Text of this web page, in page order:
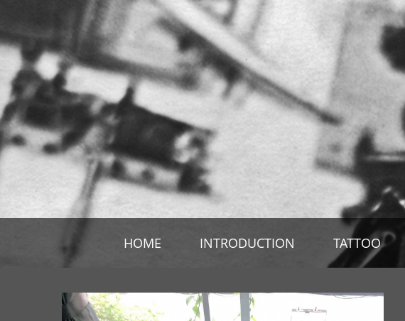
HOME INTRODUCTION TATTOO